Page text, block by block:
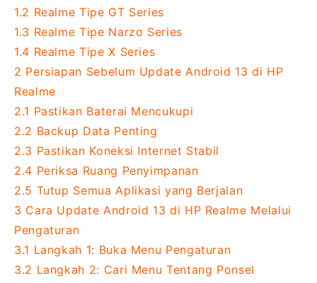
1.2 Realme Tipe GT Series
1.3 Realme Tipe Narzo Series
1.4 Realme Tipe X Series
2 Persiapan Sebelum Update Android 13 di HP
Realme
2.1 Pastikan Baterai Mencukupi
2.2 Backup Data Penting
2.3 Pastikan Koneksi Internet Stabil
2.4 Periksa Ruang Penyimpanan
2.5 Tutup Semua Aplikasi yang Berjalan
3 Cara Update Android 13 di HP Realme Melalui
Pengaturan
3.1 Langkah 1: Buka Menu Pengaturan
3.2 Langkah 2: Cari Menu Tentang Ponsel